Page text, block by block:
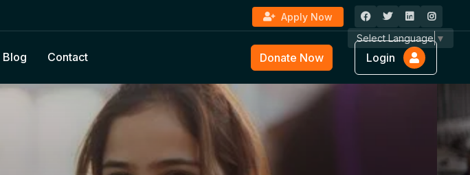
Apply Now
Select Language ▼
Blog Contact Donate Now Login